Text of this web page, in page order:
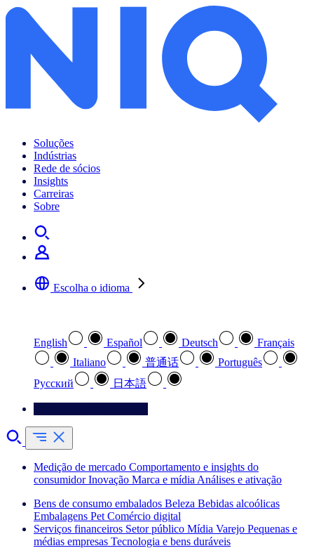
Soluções
Indústrias
Rede de sócios
Insights
Carreiras
Sobre
Escolha o idioma
English Español Deutsch
Français
Italiano
普通话
Português
Pусский
日本語
Medição de mercado Comportamento e insights do
consumidor Inovação Marca e mídia Análises e ativação
Bens de consumo embalados Beleza Bebidas alcoólicas
Embalagens Pet Comércio digital
Serviços financeiros Setor público Mídia Varejo Pequenas e
médias empresas Tecnologia e bens duráveis